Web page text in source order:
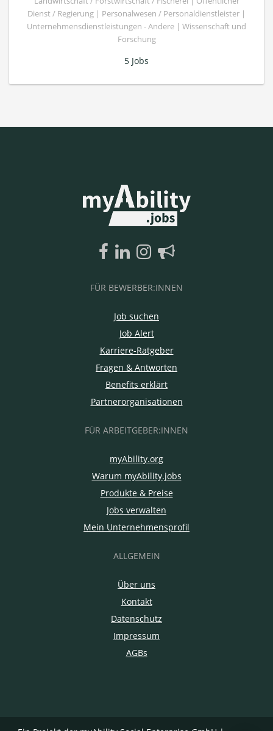
Dienst / Regierung | Personalwesen / Personaldienstleister |
Unternehmensdienstleistungen - Andere | Wissenschaft und
Forschung
5 Jobs
FÜR BEWERBER:INNEN
Job suchen
Job Alert
Karriere-Ratgeber
Fragen & Antworten
Benefits erklärt
Partnerorganisationen
FÜR ARBEITGEBER:INNEN
myAbility.org
Warum myAbility.jobs
Produkte & Preise
Jobs verwalten
Mein Unternehmensprofil
ALLGEMEIN
Über uns
Kontakt
Datenschutz
Impressum
AGBs